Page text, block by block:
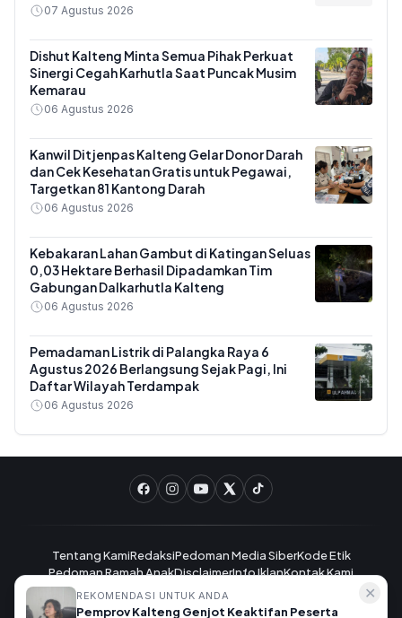
REKOMENDASI UNTUK ANDA
Pemprov Kalteng Genjot Keaktifan Peserta
✕
07 Agustus 2026
Dishut Kalteng Minta Semua Pihak Perkuat
Sinergi Cegah Karhutla Saat Puncak Musim
Kemarau
06 Agustus 2026
Kanwil Ditjenpas Kalteng Gelar Donor Darah
dan Cek Kesehatan Gratis untuk Pegawai,
Targetkan 81 Kantong Darah
06 Agustus 2026
Kebakaran Lahan Gambut di Katingan Seluas
0,03 Hektare Berhasil Dipadamkan Tim
Gabungan Dalkarhutla Kalteng
06 Agustus 2026
Pemadaman Listrik di Palangka Raya 6
Agustus 2026 Berlangsung Sejak Pagi, Ini
Daftar Wilayah Terdampak
06 Agustus 2026
Tentang KamiRedaksiPedoman Media SiberKode Etik
Pedoman Ramah AnakDisclaimerInfo IklanKontak Kami